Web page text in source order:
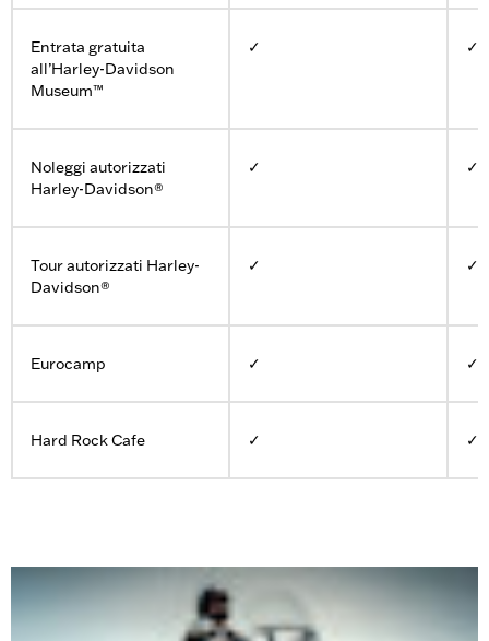
Entrata gratuita
all’Harley-Davidson
Museum™
✓ ✓
Noleggi autorizzati
Harley-Davidson®
✓ ✓
Tour autorizzati Harley-
Davidson®
✓ ✓
Eurocamp ✓ ✓
Hard Rock Cafe ✓ ✓